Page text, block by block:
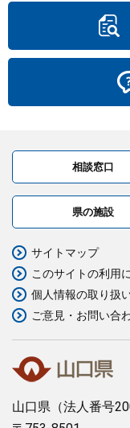
相談窓口
県の施設
山口県 （法人番号
サイトマップ
このサイトの利用
個人情報の取り扱
ご意見・お問い合